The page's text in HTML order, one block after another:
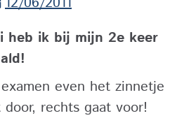
heb ik bij mijn 2e keer
even het zinnetje
rechts gaat voor!